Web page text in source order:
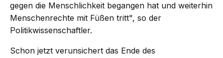
gegen die Menschlichkeit begangen hat und weiterhin
Menschenrechte mit Füßen tritt", so der
Politikwissenschaftler.
Schon jetzt verunsichert das Ende des